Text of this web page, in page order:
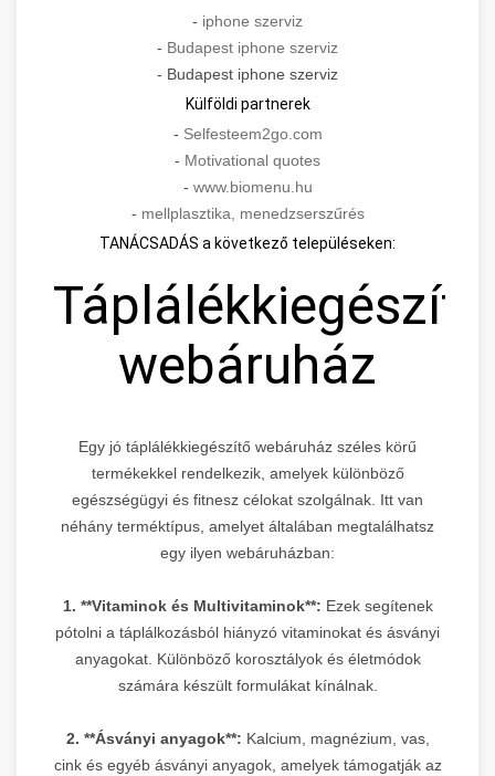
- iphone szerviz
- Budapest iphone szerviz
- Budapest iphone szerviz
Külföldi partnerek
- Selfesteem2go.com
- Motivational quotes
- www.biomenu.hu
- mellplasztika, menedzserszűrés
TANÁCSADÁS a következő településeken:
Táplálékkiegészítő
webáruház
Egy jó táplálékkiegészítő webáruház széles körű
termékekkel rendelkezik, amelyek különböző
egészségügyi és fitnesz célokat szolgálnak. Itt van
néhány terméktípus, amelyet általában megtalálhatsz
egy ilyen webáruházban:
1. **Vitaminok és Multivitaminok**: Ezek segítenek
pótolni a táplálkozásból hiányzó vitaminokat és ásványi
anyagokat. Különböző korosztályok és életmódok
számára készült formulákat kínálnak.
2. **Ásványi anyagok**: Kalcium, magnézium, vas,
cink és egyéb ásványi anyagok, amelyek támogatják az